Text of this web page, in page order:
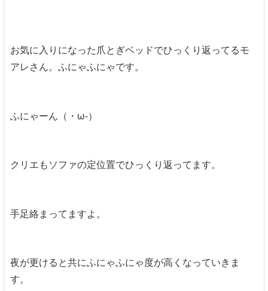
お気に入りになった爪とぎベッドでひっくり返ってるモ
アレさん。ふにゃふにゃです。
ふにゃーん（・ω-）
クリエもソファの定位置でひっくり返ってます。
手足絡まってますよ。
夜が更けると共にふにゃふにゃ度が高くなっていきま
す。